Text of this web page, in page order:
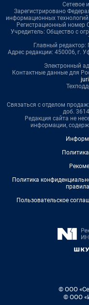
Сетевое
Зарегистрировано
информационных
Регистрационный
Учредитель: Общество с
Главный редактор:
Адрес редакции: 450006, г.
Электронный
Контактные данные для
Связаться с отделом
доб.
Редакция сайта не
информации,
Политика
Пользовательское
© ООО
© ООО